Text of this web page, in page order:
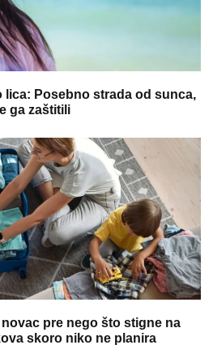
lica: Posebno strada od sunca,
ga zaštitili
pre nego što stigne na
skoro niko ne planira